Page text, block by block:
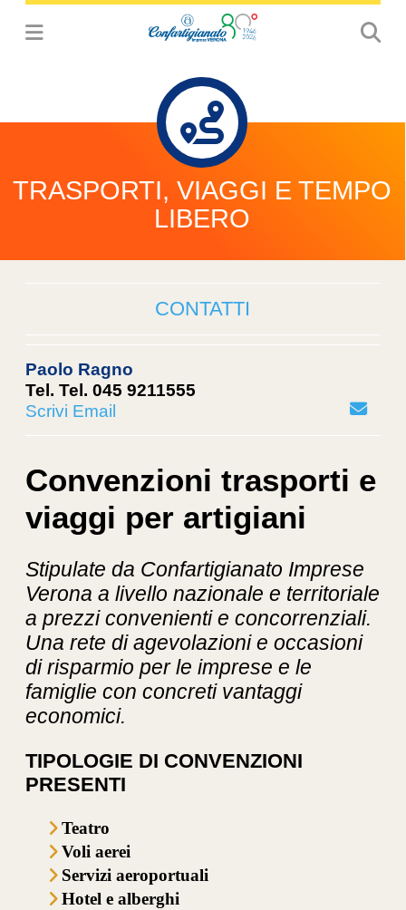
TRASPORTI, VIAGGI E TEMPO
LIBERO
CONTATTI
Paolo Ragno
Tel. Tel. 045 9211555
Scrivi Email
Convenzioni trasporti e
viaggi per artigiani
Stipulate da Confartigianato Imprese
Verona a livello nazionale e territoriale
a prezzi convenienti e concorrenziali.
Una rete di agevolazioni e occasioni
di risparmio per le imprese e le
famiglie con concreti vantaggi
economici.
TIPOLOGIE DI CONVENZIONI
PRESENTI
Teatro
Voli aerei
Servizi aeroportuali
Hotel e alberghi